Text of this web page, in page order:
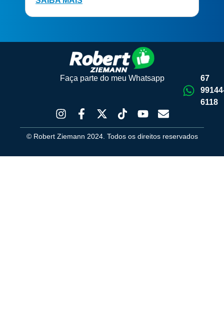
Faça parte do meu Whatsapp
67
6118
© Robert Ziemann 2024. Todos os direitos reservados